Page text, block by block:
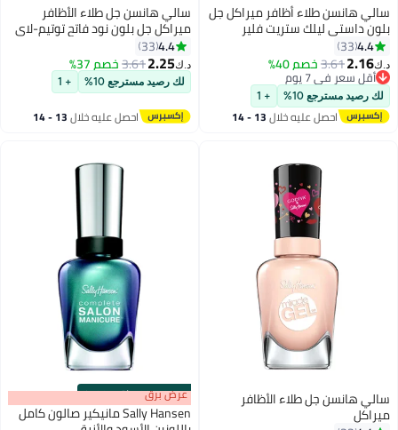
22
سالي هانسن طلاء أظافر ميراكل جل
بلون داستي ليلك ستريت فلير
4.4
33
د.ك‏2.16
3.61خصم 40%
أقل سعر في 7 يوم
أقل سعر في 7 يوم
لك رصيد مسترجع 10% + 1
احصل عليه خلال 13 - 14
22
سالي هانسن جل طلاء الأظافر
ميراكل جل بلون نود فاتح توتيم-لاي
يورز4.4
33
د.ك‏2.25
3.61خصم 37%
لك رصيد مسترجع 10% + 1
احصل عليه خلال 13 - 14
سالي هانسن جل طلاء الأظافر
ميراكل
00m:00s
·باقي 100% عرض برق
Sally Hansen مانيكير صالون كامل